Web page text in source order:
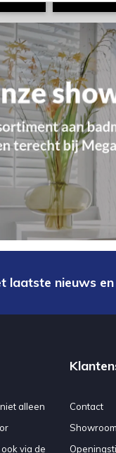
laatste nieuws
alleen
via de
Contact